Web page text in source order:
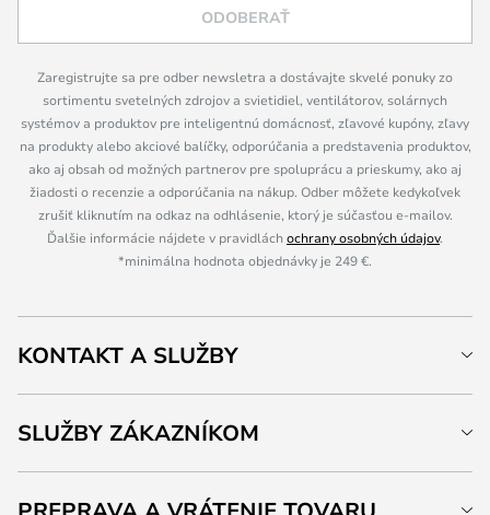
ODOBERAŤ
Zaregistrujte sa pre odber newsletra a dostávajte skvelé ponuky zo
sortimentu svetelných zdrojov a svietidiel, ventilátorov, solárnych
systémov a produktov pre inteligentnú domácnosť, zľavové kupóny, zľavy
na produkty alebo akciové balíčky, odporúčania a predstavenia produktov,
ako aj obsah od možných partnerov pre spoluprácu a prieskumy, ako aj
žiadosti o recenzie a odporúčania na nákup. Odber môžete kedykoľvek
zrušiť kliknutím na odkaz na odhlásenie, ktorý je súčasťou e-mailov.
Ďalšie informácie nájdete v pravidláchochrany osobných údajov.
*minimálna hodnota objednávky je 249 €.
KONTAKT A SLUŽBY
SLUŽBY ZÁKAZNÍKOM